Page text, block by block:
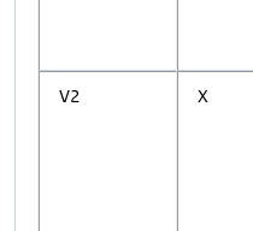
V2 X